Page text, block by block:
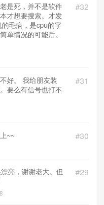
#32
是死，并不是软件
才想要搜索。才发
毛病，是cpu的字
单情况的可能后。
#31
好。 我给朋友装
要么有信号也打不
#30
~~
#29
亮，谢谢老大。但